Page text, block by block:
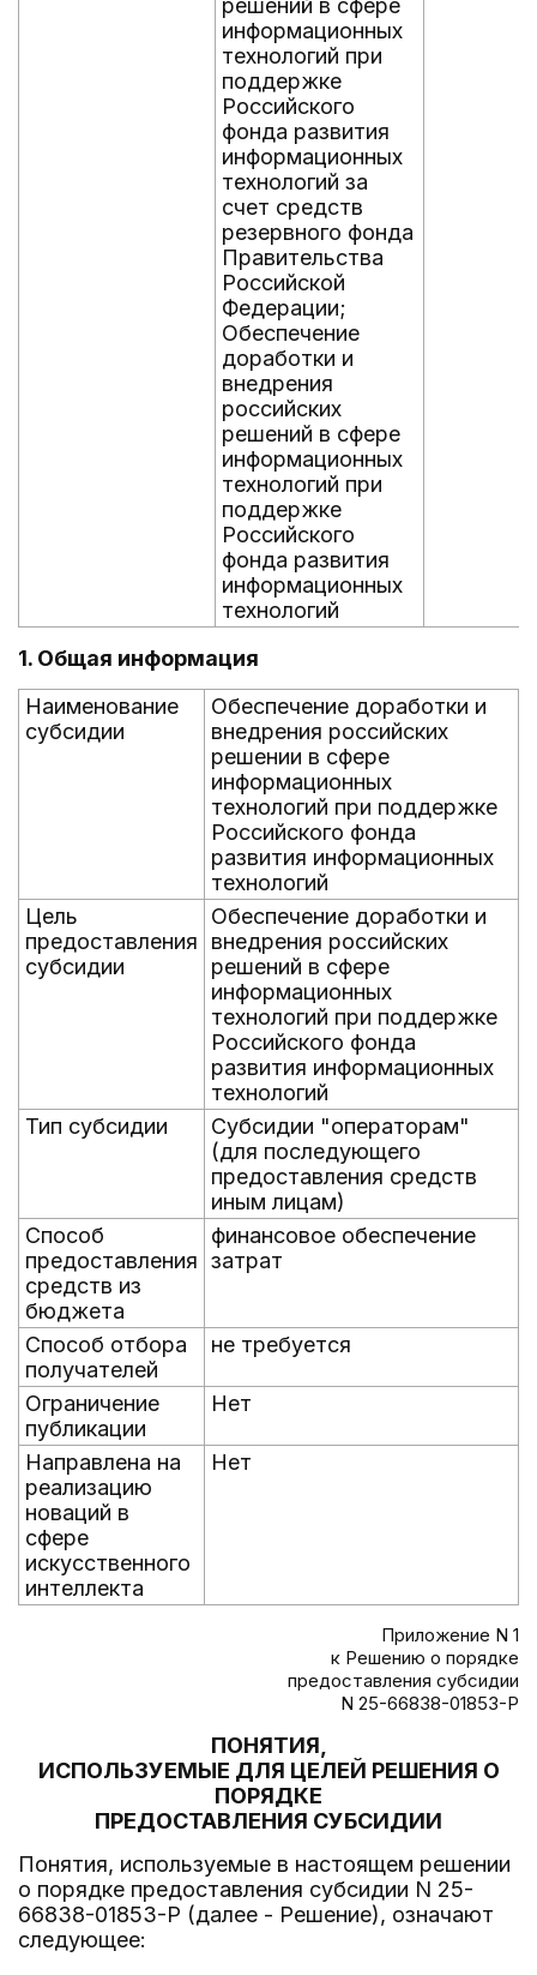
решений в сфере
информационных
технологий при
поддержке
Российского
фонда развития
информационных
технологий за
счет средств
резервного фонда
Правительства
Российской
Федерации;
Обеспечение
доработки и
внедрения
российских
решений в сфере
информационных
технологий при
поддержке
Российского
фонда развития
информационных
технологий
1. Общая информация
Наименование
субсидии
Обеспечение доработки и
внедрения российских
решении в сфере
информационных
технологий при поддержке
Российского фонда
развития информационных
технологий
Цель
предоставления
субсидии
Обеспечение доработки и
внедрения российских
решений в сфере
информационных
технологий при поддержке
Российского фонда
развития информационных
технологий
Тип субсидии
Субсидии "операторам"
(для последующего
предоставления средств
иным лицам)
Способ
предоставления
средств из
бюджета
финансовое обеспечение
затрат
Способ отбора
получателей
не требуется
Ограничение
публикации
Нет
Направлена на
реализацию
новаций в
сфере
искусственного
интеллекта
Нет
Приложение N 1
к Решению о порядке
предоставления субсидии
N 25-66838-01853-Р
ПОНЯТИЯ,
ИСПОЛЬЗУЕМЫЕ ДЛЯ ЦЕЛЕЙ РЕШЕНИЯ О
ПОРЯДКЕ
ПРЕДОСТАВЛЕНИЯ СУБСИДИИ
Понятия, используемые в настоящем решении
о порядке предоставления субсидии N 25-
66838-01853-Р (далее - Решение), означают
следующее: